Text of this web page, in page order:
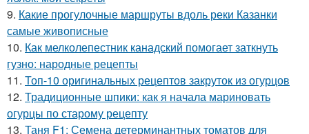
9. Какие прогулочные маршруты вдоль реки Казанки
самые живописные
10. Как мелколепестник канадский помогает заткнуть
гузно: народные рецепты
11. Топ-10 оригинальных рецептов закруток из огурцов
12. Традиционные шпики: как я начала мариновать
огурцы по старому рецепту
13. Таня F1: Семена детерминантных томатов для